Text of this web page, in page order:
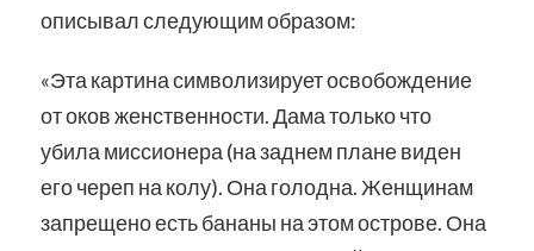
описывал следующим образом:
«Эта картина символизирует освобождение
от оков женственности. Дама только что
убила миссионера (на заднем плане виден
его череп на колу). Она голодна. Женщинам
запрещено есть бананы на этом острове. Она